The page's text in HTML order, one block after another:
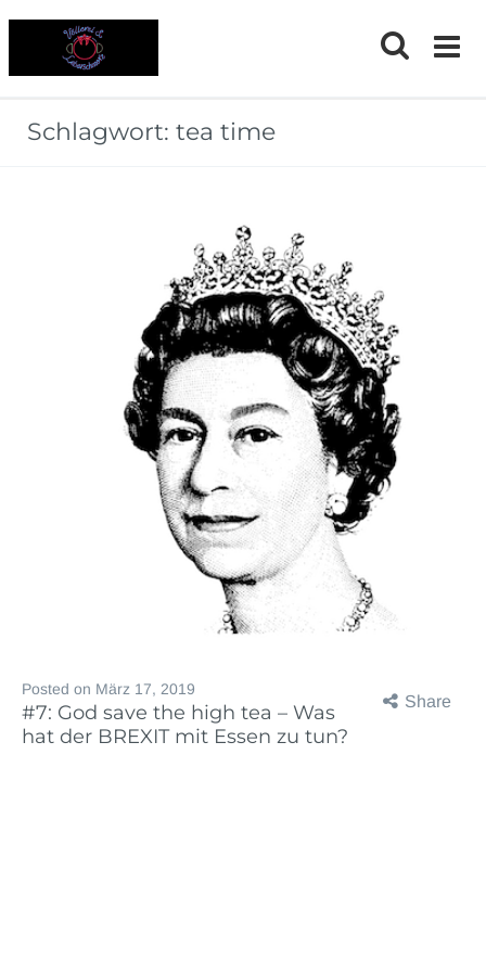
Schlagwort: tea time
Share
Posted on März 17, 2019
#7: God save the high tea – Was
hat der BREXIT mit Essen zu tun?